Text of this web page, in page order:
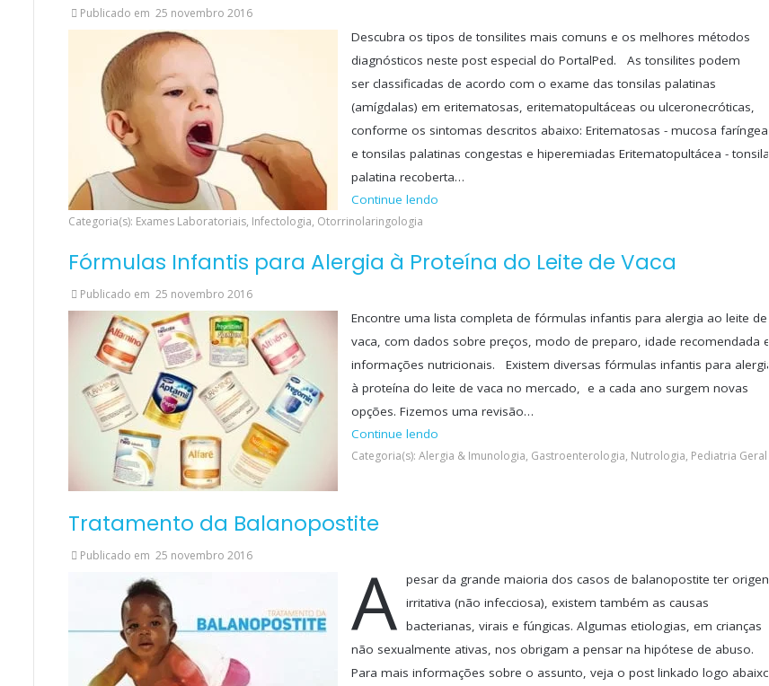
Publicado em 25 novembro 2016
Descubra os tipos de tonsilites mais comuns e os melhores métodos
diagnósticos neste post especial do PortalPed. As tonsilites podem
ser classificadas de acordo com o exame das tonsilas palatinas
(amígdalas) em eritematosas, eritematopultáceas ou ulceronecróticas,
conforme os sintomas descritos abaixo: Eritematosas - mucosa faríngea
e tonsilas palatinas congestas e hiperemiadas Eritematopultácea - tonsila
palatina recoberta…
Continue lendo
Categoria(s): Exames Laboratoriais, Infectologia, Otorrinolaringologia
Fórmulas Infantis para Alergia à Proteína do Leite de Vaca
Publicado em 25 novembro 2016
Encontre uma lista completa de fórmulas infantis para alergia ao leite de
vaca, com dados sobre preços, modo de preparo, idade recomendada e
informações nutricionais. Existem diversas fórmulas infantis para alergia
à proteína do leite de vaca no mercado, e a cada ano surgem novas
opções. Fizemos uma revisão…
Continue lendo
Categoria(s): Alergia & Imunologia, Gastroenterologia, Nutrologia, Pediatria Geral
Tratamento da Balanopostite
Publicado em 25 novembro 2016 A pesar da grande maioria dos casos de balanopostite ter origem
irritativa (não infecciosa), existem também as causas
bacterianas, virais e fúngicas. Algumas etiologias, em crianças
não sexualmente ativas, nos obrigam a pensar na hipótese de abuso.
Para mais informações sobre o assunto, veja o post linkado logo abaixo.